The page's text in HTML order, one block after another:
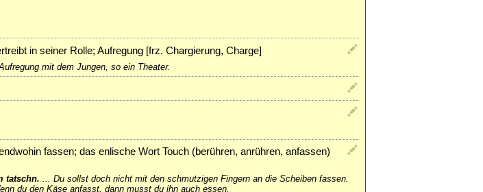
in seiner Rolle; Aufregung [frz. Chargierung, Charge]
mit dem Jungen, so ein Theater.
fassen; das enlische Wort Touch (berühren, anrühren, anfassen)
tatschn. ... Du sollst doch nicht mit den schmutzigen Fingern an die Scheiben fassen.
du den Käse anfasst, dann musst du ihn auch essen.